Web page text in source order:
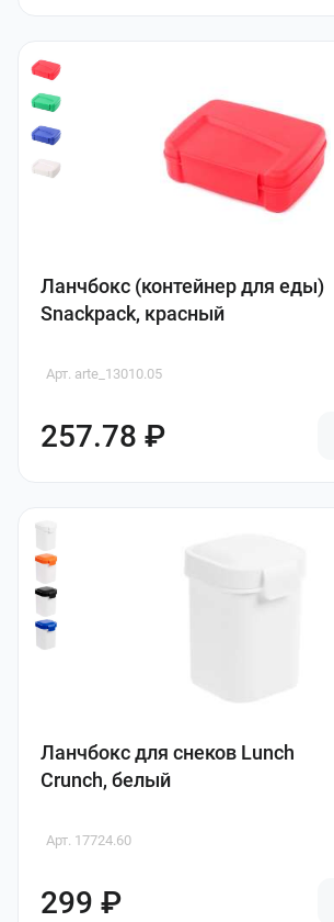
Ланчбокс (контейнер для еды)
Snackpack, красный
Арт. arte_13010.05
257.78 ₽
Ланчбокс для снеков Lunch
Crunch, белый
Арт. 17724.60
299 ₽